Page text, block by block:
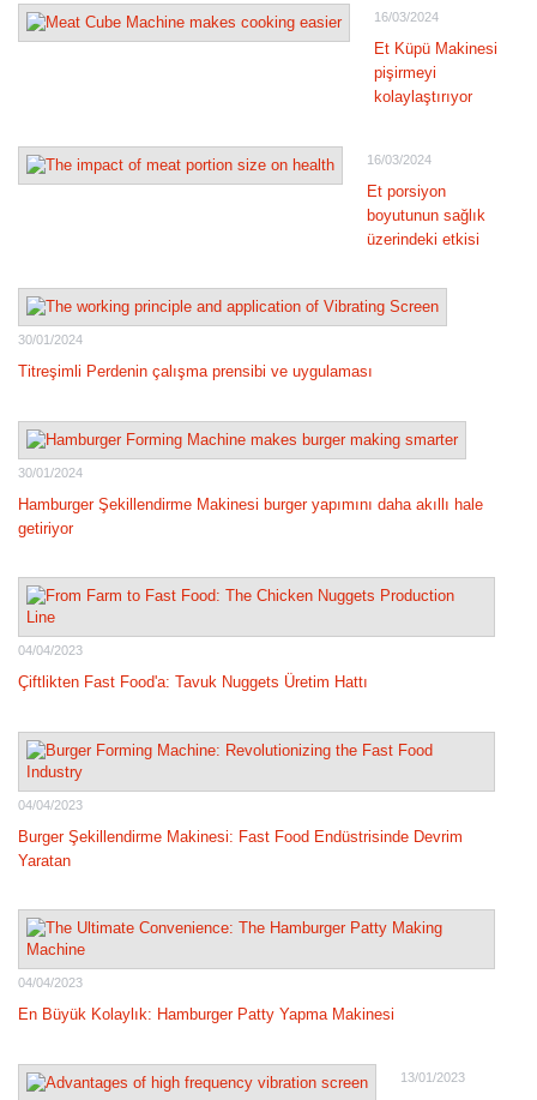
16/03/2024
Et Küpü Makinesi
pişirmeyi
kolaylaştırıyor
16/03/2024
Et porsiyon
boyutunun sağlık
üzerindeki etkisi
30/01/2024
Titreşimli Perdenin çalışma prensibi ve uygulaması
30/01/2024
Hamburger Şekillendirme Makinesi burger yapımını daha akıllı hale
getiriyor
04/04/2023
Çiftlikten Fast Food'a: Tavuk Nuggets Üretim Hattı
04/04/2023
Burger Şekillendirme Makinesi: Fast Food Endüstrisinde Devrim
Yaratan
04/04/2023
En Büyük Kolaylık: Hamburger Patty Yapma Makinesi
13/01/2023